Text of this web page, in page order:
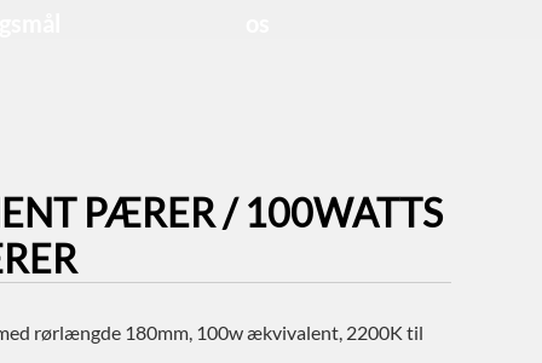
PÆRER / 100WATTS
rørlængde 180mm, 100w ækvivalent, 2200K til